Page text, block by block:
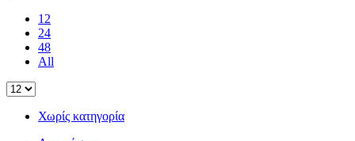
12
24
48
All
Χωρίς κατηγορία